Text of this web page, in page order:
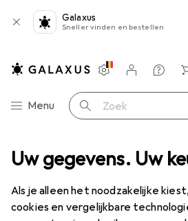
Uw gegevens. Uw
Als je alleen het noodzakelijke
cookies en vergelijkbare
Galaxus
Sneller vinden en bestellen
Categorie navigatie
Menu Zoek op
Instellingen
Klantenaccount
Produktvergelijking
Verlanglijstje
Winkelmandje
Toys Vibrators Doc Johnson